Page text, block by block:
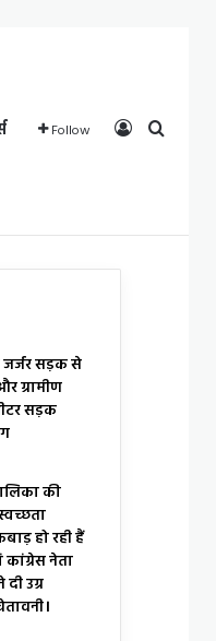
Follow Log In
जर्जर सड़क से
ग्रामीण
सड़क
की
हो रही हैं
नेता
उग्र